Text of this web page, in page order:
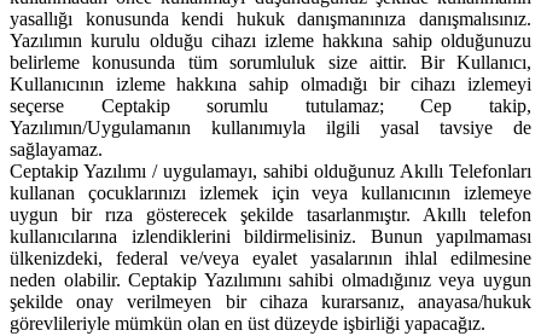
yasallığı konusunda kendi hukuk danışmanınıza danışmalısınız.
Yazılımın kurulu olduğu cihazı izleme hakkına sahip olduğunuzu
belirleme konusunda tüm sorumluluk size aittir. Bir Kullanıcı,
Kullanıcının izleme hakkına sahip olmadığı bir cihazı izlemeyi
seçerse Ceptakip sorumlu tutulamaz; Cep takip,
Yazılımın/Uygulamanın kullanımıyla ilgili yasal tavsiye de
sağlayamaz.
Ceptakip Yazılımı / uygulamayı, sahibi olduğunuz Akıllı Telefonları
kullanan çocuklarınızı izlemek için veya kullanıcının izlemeye
uygun bir rıza gösterecek şekilde tasarlanmıştır. Akıllı telefon
kullanıcılarına izlendiklerini bildirmelisiniz. Bunun yapılmaması
ülkenizdeki, federal ve/veya eyalet yasalarının ihlal edilmesine
neden olabilir. Ceptakip Yazılımını sahibi olmadığınız veya uygun
şekilde onay verilmeyen bir cihaza kurarsanız, anayasa/hukuk
görevlileriyle mümkün olan en üst düzeyde işbirliği yapacağız.